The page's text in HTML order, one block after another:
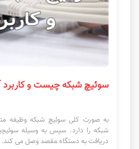
سوئیچ شبکه چیست و کاربرد
به صورت کلی سوئیچ شبکه وظیفه
شبکه را دارد. سپس به وسیله
دریافت به دستگاه مقصد وصل می کند.